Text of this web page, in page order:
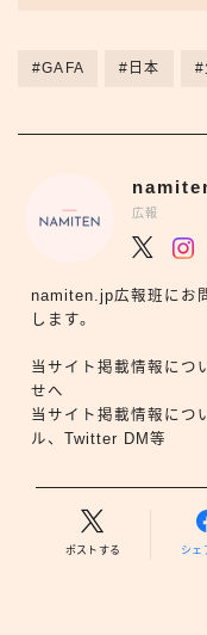
#GAFA #日本 #
広報
namiten.jp広報班にお
します。
当サイト掲載情報につ
せへ
当サイト掲載情報につ
ル、Twitter DM等
ポストする シェ